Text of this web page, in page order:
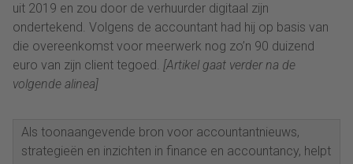
uit 2019 en zou door de verhuurder digitaal zijn
ondertekend. Volgens de accountant had hij op basis van
die overeenkomst voor meerwerk nog zo’n 90 duizend
euro van zijn client tegoed. [Artikel gaat verder na de
volgende alinea]
Als toonaangevende bron voor accountantnieuws,
strategieën en inzichten in finance en accountancy, helpt